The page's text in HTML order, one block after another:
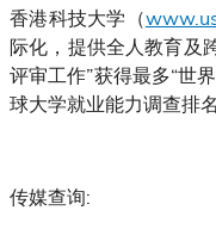
香港科技大学（
际化，提供全人教育及
评审工作”获得最多“世
球大学就业能力调查排
传媒查询: